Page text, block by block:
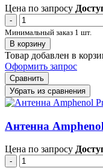
Цена по запросу
-
Минимальный заказ 1 шт.
В корзину
Товар добавлен в
Оформить запрос
Сравнить
Убрать из сравнения
Антенна
Цена по запросу
-